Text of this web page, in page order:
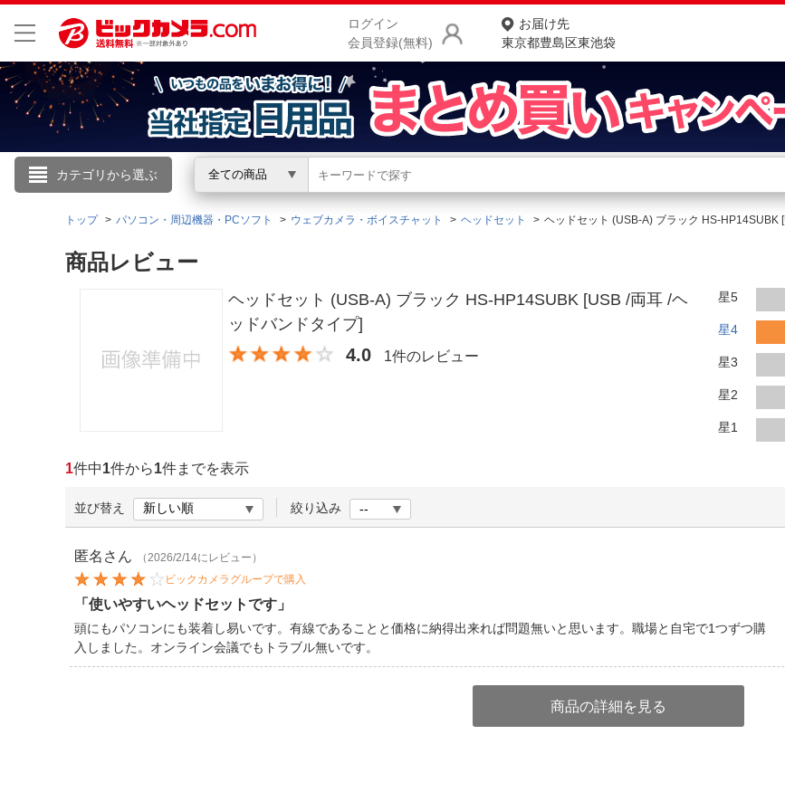
ログイン
会員登録(無料)
お届け先
東京都豊島区東池袋
カテゴリから選ぶ 全ての商品
こんにちは
ログイン
新規会員登録
お買いもの履歴
お知らせ
商品をさがす
ランキングからさがす
トップ パソコン・周辺機器・PCソフト ウェブカメラ・ボイスチャット ヘッドセット ヘッドセット (USB-A) ブラック HS-
商品レビュー
ヘッドセット (USB-A) ブラック HS-HP14SUBK [USB /両耳 /ヘ
ッドバンドタイプ]
4.0 1件のレビュー
星5
星4
星3
星2
星1
1件中1件から1件までを表示
並び替え 絞り込み
匿名 さん
（2026/2/14にレビュー）
ビックカメラグループで購入
「使いやすいヘッドセットです」
頭にもパソコンにも装着し易いです。有線であることと価格に納得出来れば問題無いと思います。職場と自宅で1つずつ購
入しました。オンライン会議でもトラブル無いです。
商品の詳細を見る